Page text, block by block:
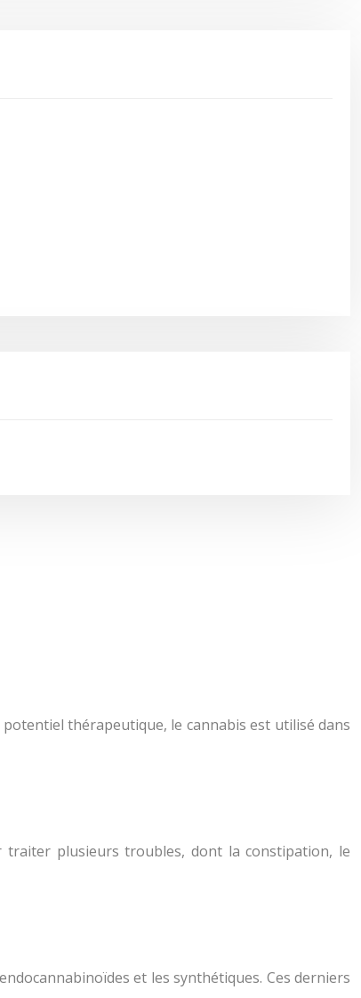
thérapeutique, le cannabis est utilisé dans
traiter plusieurs troubles, dont la constipation, le
et les synthétiques. Ces derniers